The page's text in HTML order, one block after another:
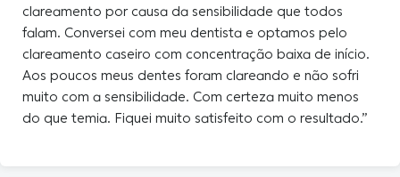
clareamento por causa da sensibilidade que todos
falam. Conversei com meu dentista e optamos pelo
clareamento caseiro com concentração baixa de início.
Aos poucos meus dentes foram clareando e não sofri
muito com a sensibilidade. Com certeza muito menos
do que temia. Fiquei muito satisfeito com o resultado.”